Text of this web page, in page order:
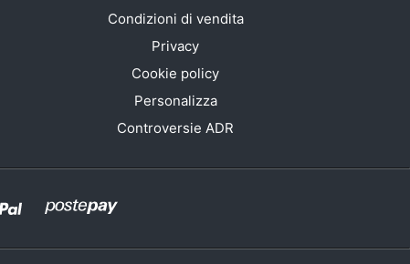
Condizioni di vendita
Privacy
Cookie policy
Personalizza
Controversie ADR